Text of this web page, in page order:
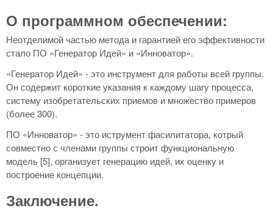
О программном обеспечении:
Неотделимой частью метода и гарантией его эффективности
стало ПО «Генератор Идей» и «Инноватор».
«Генератор Идей» - это инструмент для работы всей группы.
Он содержит короткие указания к каждому шагу процесса,
систему изобретательских приемов и множество примеров
(более 300).
ПО «Инноватор» - это иструмент фасилитатора, котрый
совместно с членами группы строит функциональную
модель [5], организует генерацию идей, их оценку и
построение концепции.
Заключение.